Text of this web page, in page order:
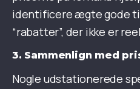
identificere ægte gode
“rabatter”, der ikke er
3. Sammenlign med
Nogle udstationerede